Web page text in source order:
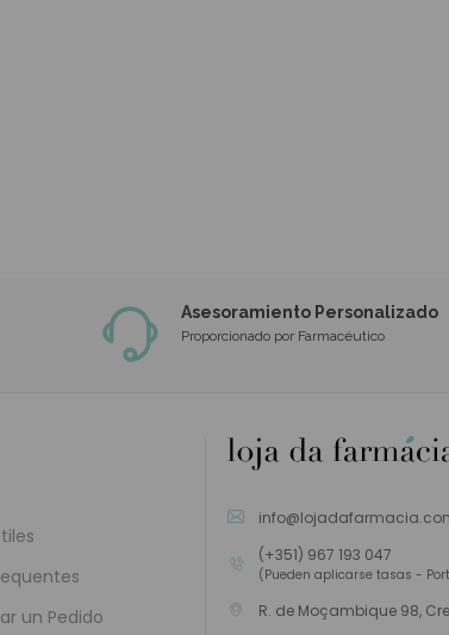
Asesoramiento Personalizado
Proporcionado por Farmacéutico
un Pedido
(+351) 967 193 047
(Pueden aplicarse tasas -
R. de Moçambique 98,